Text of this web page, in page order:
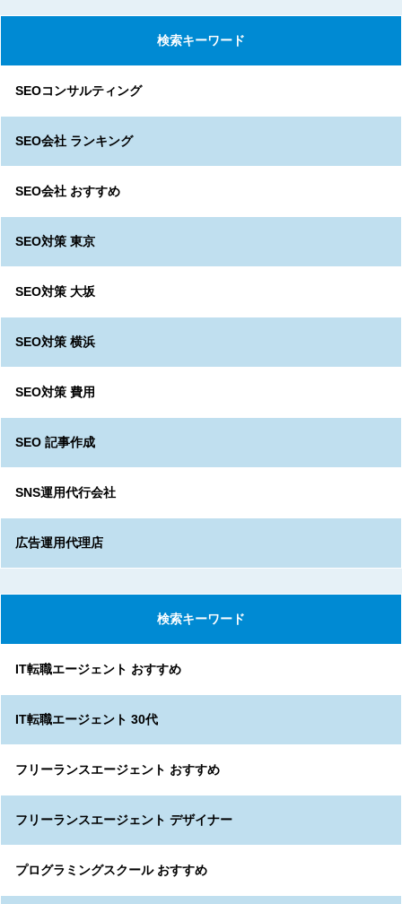
検索キーワード
SEOコンサルティング
SEO会社 ランキング
SEO会社 おすすめ
SEO対策 東京
SEO対策 大坂
SEO対策 横浜
SEO対策 費用
SEO 記事作成
SNS運用代行会社
広告運用代理店
検索キーワード
IT転職エージェント おすすめ
IT転職エージェント 30代
フリーランスエージェント おすすめ
フリーランスエージェント デザイナー
プログラミングスクール おすすめ